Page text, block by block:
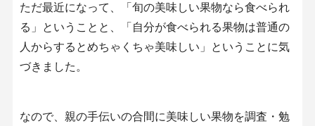
ただ最近になって、「旬の美味しい果物なら食べられ
る」ということと、「自分が食べられる果物は普通の
人からするとめちゃくちゃ美味しい」ということに気
づきました。
なので、親の手伝いの合間に美味しい果物を調査・勉